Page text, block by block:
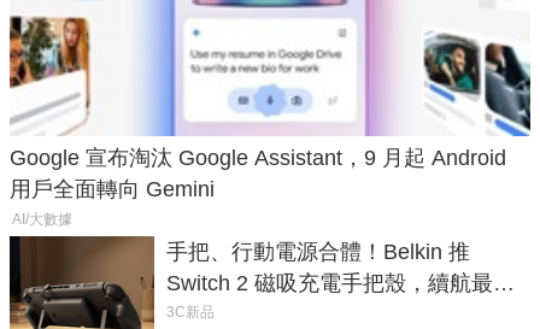
Google 宣布淘汰 Google Assistant，9 月起 Android
用戶全面轉向 Gemini
AI/大數據
手把、行動電源合體！Belkin 推
Switch 2 磁吸充電手把殼，續航最高
延長 1.5 倍
3C新品